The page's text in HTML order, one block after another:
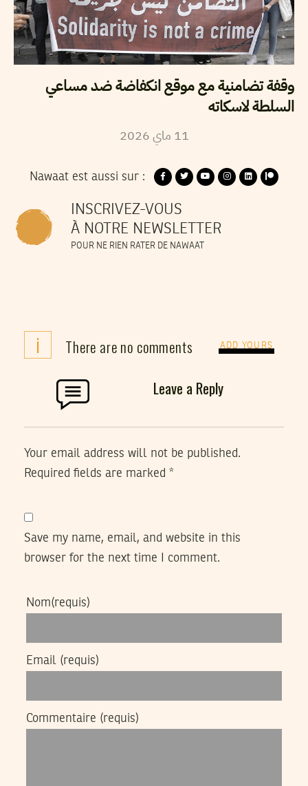
وقفة تضامنية مع موقع انكفاضة ضد مساعي
السلطة لاسكاته
11 ماي2026
Nawaat est aussi sur :
INSCRIVEZ-VOUS
À NOTRE NEWSLETTER
POUR NE RIEN RATER DE NAWAAT
i There are no comments ADD YOURS
Leave a Reply
Your email address will not be published.
Required fields are marked *
Save my name, email, and website in this
browser for the next time I comment.
Nom(requis)
Email (requis)
Commentaire (requis)